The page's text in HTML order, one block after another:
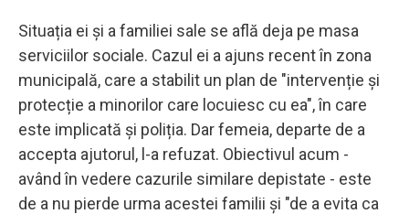
Situația ei și a familiei sale se află deja pe masa
serviciilor sociale. Cazul ei a ajuns recent în zona
municipală, care a stabilit un plan de "intervenție și
protecție a minorilor care locuiesc cu ea", în care
este implicată și poliția. Dar femeia, departe de a
accepta ajutorul, l-a refuzat. Obiectivul acum -
având în vedere cazurile similare depistate - este
de a nu pierde urma acestei familii și "de a evita ca